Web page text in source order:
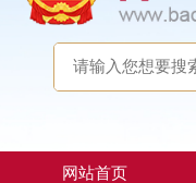
网站首页